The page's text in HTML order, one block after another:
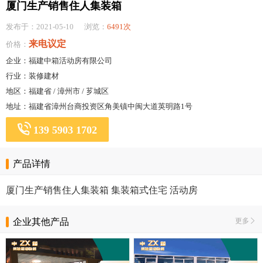
厦门生产销售住人集装箱
发布于：2021-05-10 浏览： 6491次
价格： 来电议定
企业：福建中箱活动房有限公司
行业：装修建材
地区：福建省 / 漳州市 / 芗城区
地址：福建省漳州台商投资区角美镇中闽大道英明路1号
139 5903 1702
产品详情
厦门生产销售住人集装箱 集装箱式住宅 活动房
企业其他产品 更多